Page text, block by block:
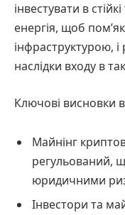
інвестувати в
енергія, щоб
інфраструктурою, і
наслідки входу в
Ключові висновки
Майнінг
регульований,
юридичними
Інвестори та